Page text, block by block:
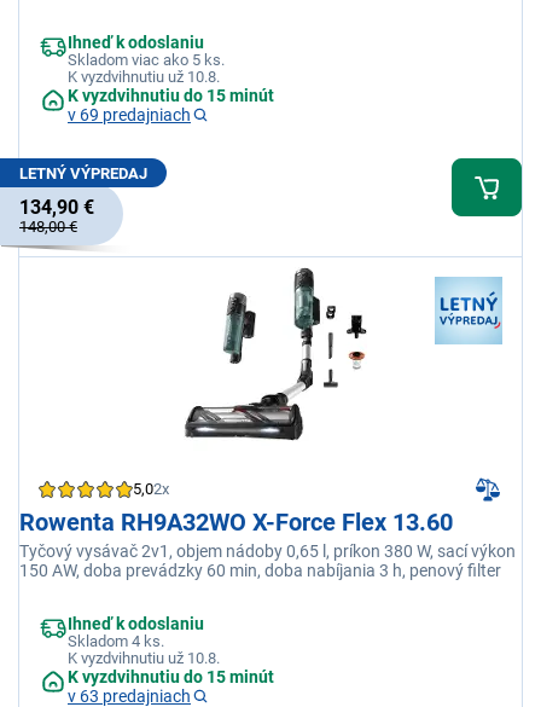
Ihneď k odoslaniu
Skladom viac ako 5 ks.
K vyzdvihnutiu už 10.8.
K vyzdvihnutiu do 15 minút
v 69 predajniach
LETNÝ VÝPREDAJ
134,90 €
148,00 €
5,02x
Rowenta RH9A32WO X-Force Flex 13.60
Tyčový vysávač 2v1, objem nádoby 0,65 l, príkon 380 W, sací výkon
150 AW, doba prevádzky 60 min, doba nabíjania 3 h, penový filter
Ihneď k odoslaniu
Skladom 4 ks.
K vyzdvihnutiu už 10.8.
K vyzdvihnutiu do 15 minút
v 63 predajniach